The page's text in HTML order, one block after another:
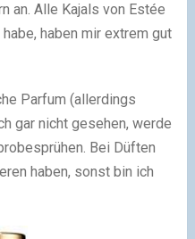
an. Alle Kajals von Estée
haben mir extrem gut
Parfum (allerdings
gar nicht gesehen, werde
Bei Düften
haben, sonst bin ich